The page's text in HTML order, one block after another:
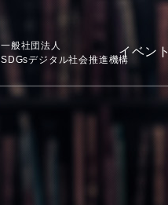
一般社団法人
SDGsデジタル社会推進機構
イベント